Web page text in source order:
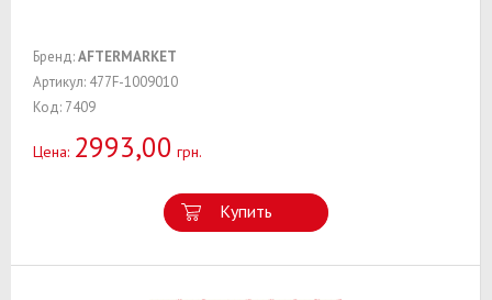
Бренд:AFTERMARKET
Артикул: 477F-1009010
Код: 7409
Цена: 2993,00 грн.
Купить